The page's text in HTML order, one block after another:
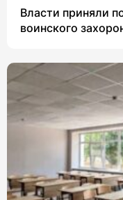
Власти приняли
воинского